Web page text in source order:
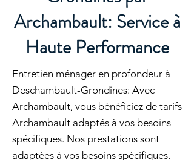
Archambault: Service à
Haute Performance
Entretien ménager en profondeur à
Deschambault-Grondines: Avec
Archambault, vous bénéficiez de tarifs
Archambault adaptés à vos besoins
spécifiques. Nos prestations sont
adaptées à vos besoins spécifiques.